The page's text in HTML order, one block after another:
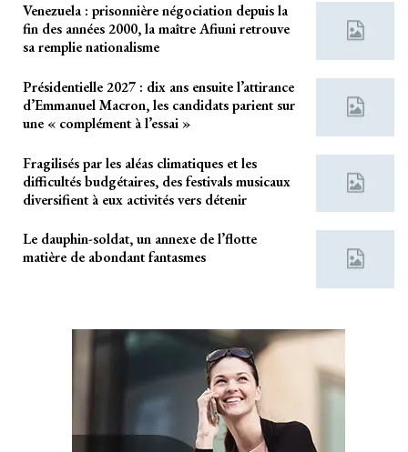
Venezuela : prisonnière négociation depuis la
fin des années 2000, la maître Afiuni retrouve
sa remplie nationalisme
Présidentielle 2027 : dix ans ensuite l’attirance
d’Emmanuel Macron, les candidats parient sur
une « complément à l’essai »
Fragilisés par les aléas climatiques et les
difficultés budgétaires, des festivals musicaux
diversifient à eux activités vers détenir
Le dauphin-soldat, un annexe de l’flotte
matière de abondant fantasmes